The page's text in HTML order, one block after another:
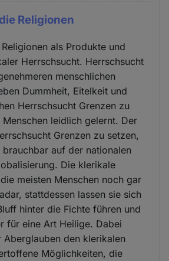
Religionen
als Produkte und
Herrschsucht. Herrschsucht
menschlichen
Dummheit, Eitelkeit und
Herrschsucht Grenzen zu
leidlich gelernt. Der
Grenzen zu setzen,
auf der nationalen
Die klerikale
meisten Menschen noch gar
stattdessen lassen sie sich
hinter die Fichte führen und
für eine Art Heilige. Dabei
Aberglauben den klerikalen
Möglichkeiten, die